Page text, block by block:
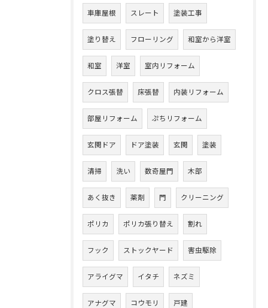
車庫屋根 スレート 塗装工事
塗り替え フローリング 和室から洋室
和室 洋室 室内リフォーム
クロス張替 床張替 内装リフォーム
部屋リフォーム ぷちリフォーム
玄関ドア ドア塗装 玄関 塗装
清掃 洗い 数奇屋門 木部
あく抜き 薬剤 門 クリーニング
ポリカ ポリカ張り替え 割れ
フック ストックヤード 害虫駆除
アライグマ イタチ ネズミ
アナグマ コウモリ 戸建